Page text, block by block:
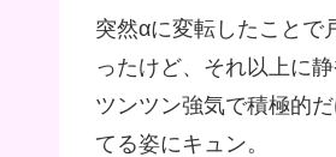
突然αに変転したことで
ったけど、それ以上に
ツンツン強気で積極的
てる姿にキュン。